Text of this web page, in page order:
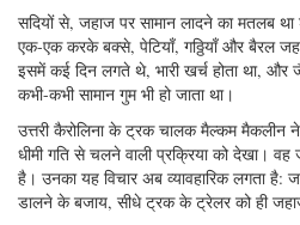
सदियों से, जहाज पर सामान लादने का मतलब
एक-एक करके बक्से, पेटियाँ, गठ्ठियाँ और बैरल
इसमें कई दिन लगते थे, भारी खर्च होता था,
कभी-कभी सामान गुम भी हो जाता था।
उत्तरी कैरोलिना के ट्रक चालक मैल्कम
धीमी गति से चलने वाली प्रक्रिया को देखा।
है। उनका यह विचार अब व्यावहारिक लगता है:
डालने के बजाय, सीधे ट्रक के ट्रेलर को ही